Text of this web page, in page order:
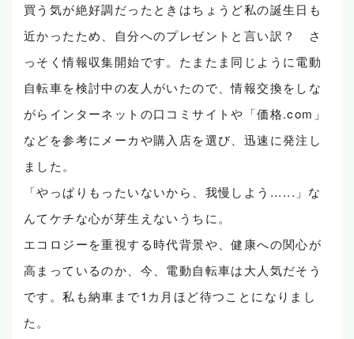
買う気が絶好調だったときはちょうど私の誕生日も
近かったため、自分へのプレゼントと言い訳？ さ
っそく情報収集開始です。たまたま同じように電動
自転車を検討中の友人がいたので、情報交換をしな
がらインターネットの口コミサイトや「価格.com」
などを参考にメーカや購入店を選び、迅速に発注し
ました。
「やっぱりもったいないから、我慢しよう......」な
んてケチな心が芽生えないうちに。
エコロジーを重視する時代背景や、健康への関心が
高まっているのか、今、電動自転車は大人気だそう
です。私も納車まで1カ月ほど待つことになりまし
た。